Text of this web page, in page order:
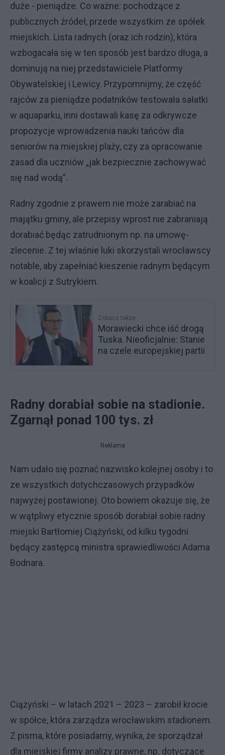
duże - pieniądze. Co ważne: pochodzące z
publicznych źródeł, przede wszystkim ze spółek
miejskich. Lista radnych (oraz ich rodzin), która
wzbogacała się w ten sposób jest bardzo długa, a
dominują na niej przedstawiciele Platformy
Obywatelskiej i Lewicy. Przypomnijmy, że część
rajców za pieniądze podatników testowała sałatki
w aquaparku, inni dostawali kasę za odkrywcze
propozycje wprowadzenia nauki tańców dla
seniorów na miejskiej plaży, czy za opracowanie
zasad dla uczniów „jak bezpiecznie zachowywać
się nad wodą”.
Radny zgodnie z prawem nie może zarabiać na
majątku gminy, ale przepisy wprost nie zabraniają
dorabiać będąc zatrudnionym np. na umowę-
zlecenie. Z tej właśnie luki skorzystali wrocławscy
notable, aby zapełniać kieszenie radnym będącym
w koalicji z Sutrykiem.
Zobacz także
Morawiecki chce iść drogą
Tuska. Nieoficjalnie: Stanie
na czele europejskiej partii
Radny dorabiał sobie na stadionie.
Zgarnął ponad 100 tys. zł
Reklama
Nam udało się poznać nazwisko kolejnej osoby i to
ze wszystkich dotychczasowych przypadków
najwyżej postawionej. Oto bowiem okazuje się, że
w wątpliwy etycznie sposób dorabiał sobie radny
miejski Bartłomiej Ciążyński, od kilku tygodni
będący zastępcą ministra sprawiedliwości Adama
Bodnara.
Ciążyński – w latach 2021 – 2023 – zarobił krocie
w spółce, która zarządza wrocławskim stadionem.
Z pisma, które posiadamy, wynika, że sporządzał
dla miejskiej firmy analizy prawne, np. dotyczące